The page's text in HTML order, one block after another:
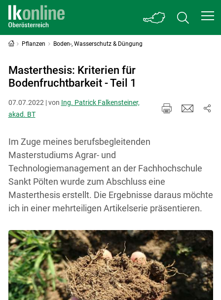
Pflanzen Boden-, Wasserschutz & Düngung
Masterthesis: Kriterien für
Bodenfruchtbarkeit - Teil 1
07.07.2022 | von Ing. Patrick Falkensteiner,
akad. BT
Im Zuge meines berufsbegleitenden
Masterstudiums Agrar- und
Technologiemanagement an der Fachhochschule
Sankt Pölten wurde zum Abschluss eine
Masterthesis erstellt. Die Ergebnisse daraus möchte
ich in einer mehrteiligen Artikelserie präsentieren.